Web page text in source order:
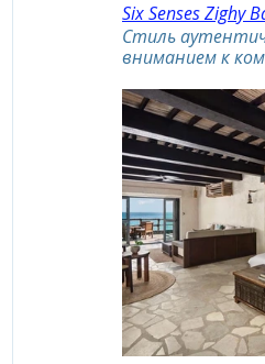
Six Senses Rome, Italy
Six Senses CransMontana
The Oberoi Beach Resort
The Oberoi Dubai, UAE
Six Senses Zighy
Стиль
вниманием к